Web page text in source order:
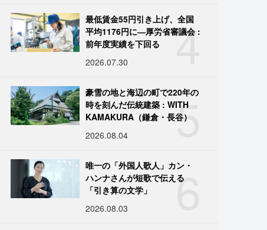
4
最低賃金55円引き上げ、全国
平均1176円に―厚労省審議会 :
前年度実績を下回る
2026.07.30
5
豪雪の地と海辺の町で220年の
時を刻んだ伝統建築 : WITH
KAMAKURA（鎌倉・長谷）
2026.08.04
6
唯一の「外国人歌人」カン・
ハンナさんが短歌で伝える
「引き算の文学」
2026.08.03